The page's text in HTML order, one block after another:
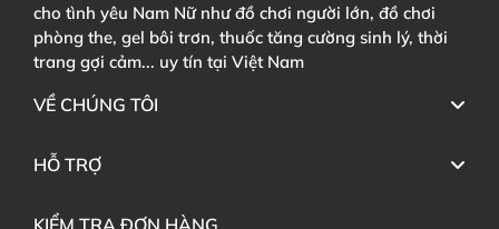
cho tình yêu Nam Nữ như đồ chơi người lớn, đồ chơi
phòng the, gel bôi trơn, thuốc tăng cường sinh lý, thời
trang gợi cảm... uy tín tại Việt Nam
VỀ CHÚNG TÔI
HỖ TRỢ
KIỂM TRA ĐƠN HÀNG